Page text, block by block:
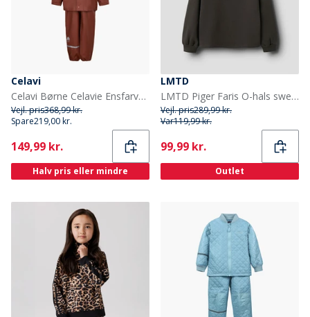
Celavi
Celavi Børne Celavie Ensfarvet PU Basis Regntøjs Sæt Tortoise Shell
Vejl. pris368,99 kr.
Spare219,00 kr.
Current
149,99 kr.
Halv pris eller mindre
LMTD
LMTD Piger Faris O-hals sweatshirt Black Coffee
Vejl. pris289,99 kr.
Var119,99 kr.
Current
99,99 kr.
Outlet